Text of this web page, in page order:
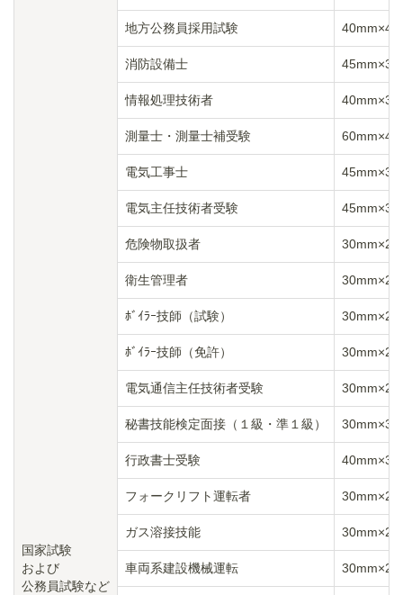
国家試験
および
公務員試験など
地方公務員採用試験
消防設備士
情報処理技術者
測量士・測量士補受験
電気工事士
電気主任技術者受験
危険物取扱者
衛生管理者
ﾎﾞｲﾗｰ技師（試験）
ﾎﾞｲﾗｰ技師（免許）
電気通信主任技術者受験
秘書技能検定面接（１級・準１級）
行政書士受験
フォークリフト運転者
ガス溶接技能
車両系建設機械運転